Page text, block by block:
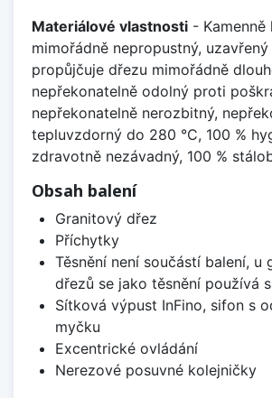
Materiálové vlastnosti - Kamenně
mimořádně nepropustný,
propůjčuje dřezu mimořádně
nepřekonatelně odolný proti
nepřekonatelně nerozbitný,
tepluvzdorný do 280 °C, 100 %
zdravotně nezávadný, 100 %
Obsah balení
Granitový dřez
Příchytky
Těsnění není součástí balení, u
dřezů se jako těsnění používá
Sítková výpust InFino, sifon s
myčku
Excentrické ovládání
Nerezové posuvné kolejničky